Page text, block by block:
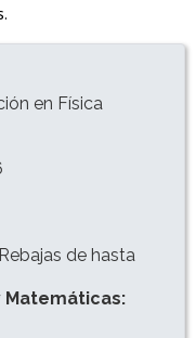
en Física
de hasta
Matemáticas: